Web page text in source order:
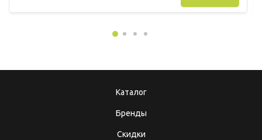
Каталог
Бренды
Скидки